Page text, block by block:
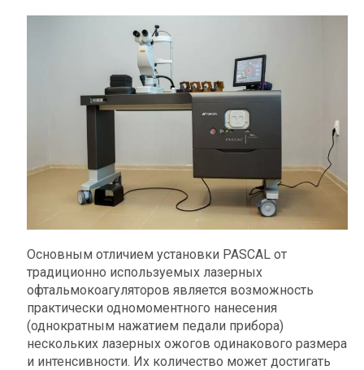
Основным отличием установки PASCAL от
традиционно используемых лазерных
офтальмокоагуляторов является возможность
практически одномоментного нанесения
(однократным нажатием педали прибора)
нескольких лазерных ожогов одинакового размера
и интенсивности. Их количество может достигать